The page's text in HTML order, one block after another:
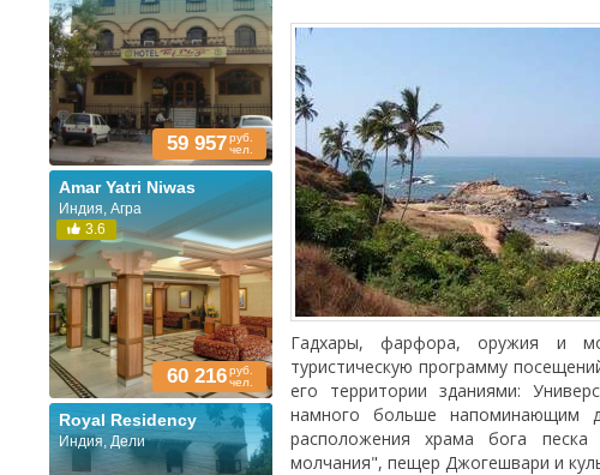
59 957руб.
чел.
Amar Yatri Niwas
Индия, Агра
3.6
60 216руб.
чел.
Royal Residency
Индия, Дели
Гадхары, фарфора, оружия и
туристическую программу
его территории зданиями:
намного больше напоминающим
расположения храма бога песка
молчания", пещер Джогешвари и